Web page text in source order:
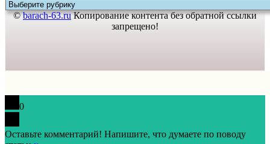
©barach-63.ruКопирование контента без обратной ссылки
запрещено!
0
Оставьте комментарий! Напишите, что думаете по поводу